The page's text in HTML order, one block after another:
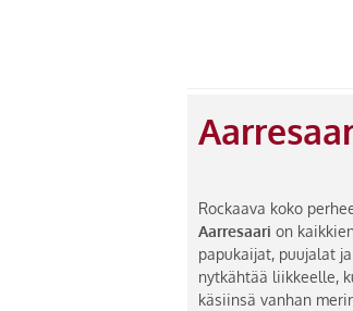
Rockaava koko
Aarresaari on
papukaijat, puujalat
nytkähtää liikkeelle,
käsiinsä vanhan